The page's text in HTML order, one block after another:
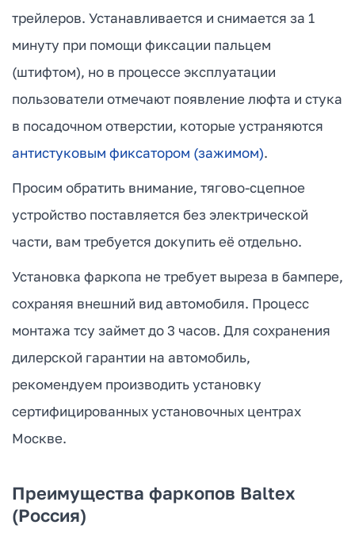
трейлеров. Устанавливается и снимается за 1
минуту при помощи фиксации пальцем
(штифтом), но в процессе эксплуатации
пользователи отмечают появление люфта и стука
в посадочном отверстии, которые устраняются
антистуковым фиксатором (зажимом).
Просим обратить внимание, тягово-сцепное
устройство поставляется без электрической
части, вам требуется докупить её отдельно.
Установка фаркопа не требует выреза в бампере,
сохраняя внешний вид автомобиля. Процесс
монтажа тсу займет до 3 часов. Для сохранения
дилерской гарантии на автомобиль,
рекомендуем производить установку
сертифицированных установочных центрах
Москве.
Преимущества фаркопов Baltex
(Россия)